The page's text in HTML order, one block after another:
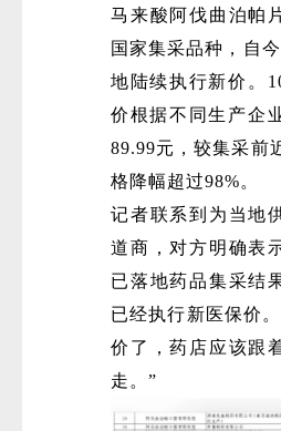
马来酸阿伐曲泊帕
国家集采品种，自
地陆续执行新价。
价根据不同生产企
89.99元，较集采前
格降幅超过98%。
记者联系到为当地
道商，对方明确表
已落地药品集采结
已经执行新医保价
价了，药店应该跟
走。”